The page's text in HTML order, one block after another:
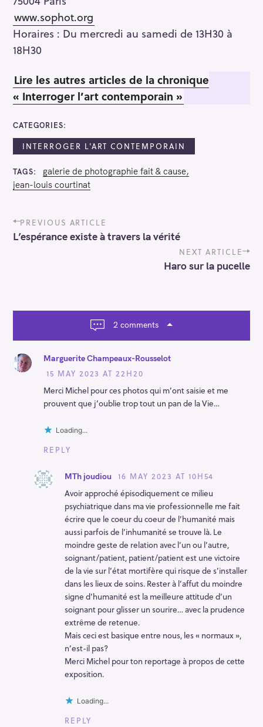
www.sophot.org
Horaires : Du mercredi au samedi de 13H30 à
18H30
Lire les autres articles de la chronique
« Interroger l’art contemporain »
CATEGORIES
INTERROGER L'ART CONTEMPORAIN
TAGS
galerie de photographie fait & cause
jean-louis courtinat
P
o
s
g
o
n
PREVIOUS ARTICLE
L’espérance existe à travers la vérité
NEXT ARTICLE
Haro sur la pucelle
2 comments
Marguerite Champeaux-Rousselot
15 MAY 2023 AT 22H20
Merci Michel pour ces photos qui m’ont saisie et me
prouvent que j’oublie trop tout un pan de la Vie…
Loading...
REPLY
MTh joudiou
16 MAY 2023 AT 10H54
Avoir approché épisodiquement ce milieu
psychiatrique dans ma vie professionnelle me fait
écrire que le coeur du coeur de l’humanité mais
aussi parfois de l’inhumanité se trouve là. Le
moindre geste de relation avec l’un ou l’autre,
soignant/patient, patient/patient est une victoire
de la vie sur l’état mortifère qui risque de s’installer
dans les lieux de soins. Rester à l’affut du moindre
signe d’humanité est la meilleure attitude d’un
soignant pour glisser un sourire… avec la prudence
extrême de retenue.
Mais ceci est basique entre nous, les « normaux »,
n’est-il pas?
Merci Michel pour ton reportage à propos de cette
exposition.
Loading...
REPLY